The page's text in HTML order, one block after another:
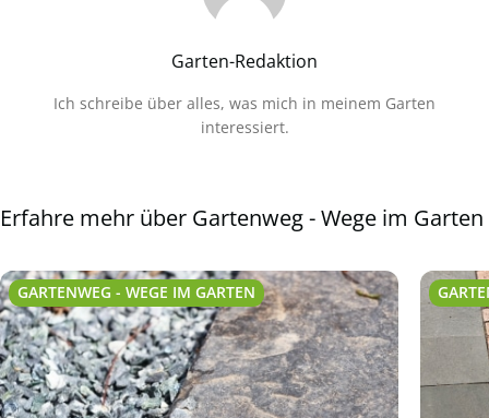
Garten-Redaktion
Ich schreibe über alles, was mich in meinem Garten
interessiert.
Erfahre mehr über Gartenweg - Wege im Garten
GARTENWEG - WEGE IM GARTEN